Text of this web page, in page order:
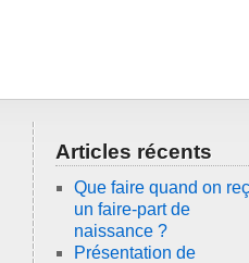
Articles récents
Que faire quand on
un faire-part de
naissance ?
Présentation de